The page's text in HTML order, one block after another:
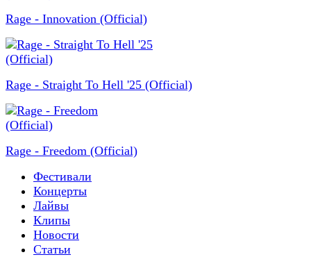
Rage - Innovation (Official)
Rage - Straight To Hell '25 (Official)
Rage - Freedom (Official)
Фестивали
Концерты
Лайвы
Клипы
Новости
Статьи